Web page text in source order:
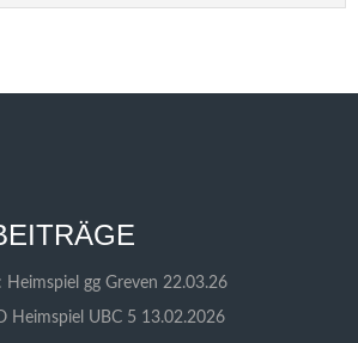
Heimspiel gg Greven 22.03.26
Heimspiel UBC 5 13.02.2026